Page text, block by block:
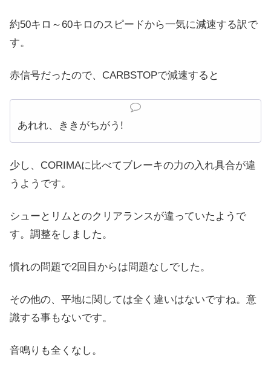
約50キロ～60キロのスピードから一気に減速する訳で
す。
赤信号だったので、CARBSTOPで減速すると
あれれ、ききがちがう!
少し、CORIMAに比べてブレーキの力の入れ具合が違
うようです。
シューとリムとのクリアランスが違っていたようで
す。調整をしました。
慣れの問題で2回目からは問題なしでした。
その他の、平地に関しては全く違いはないですね。意
識する事もないです。
音鳴りも全くなし。